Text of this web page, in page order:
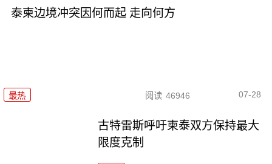
泰柬边境冲突因何而起 走向何方
最热 阅读 46946 07-28
古特雷斯呼吁柬泰双方保持最大
限度克制